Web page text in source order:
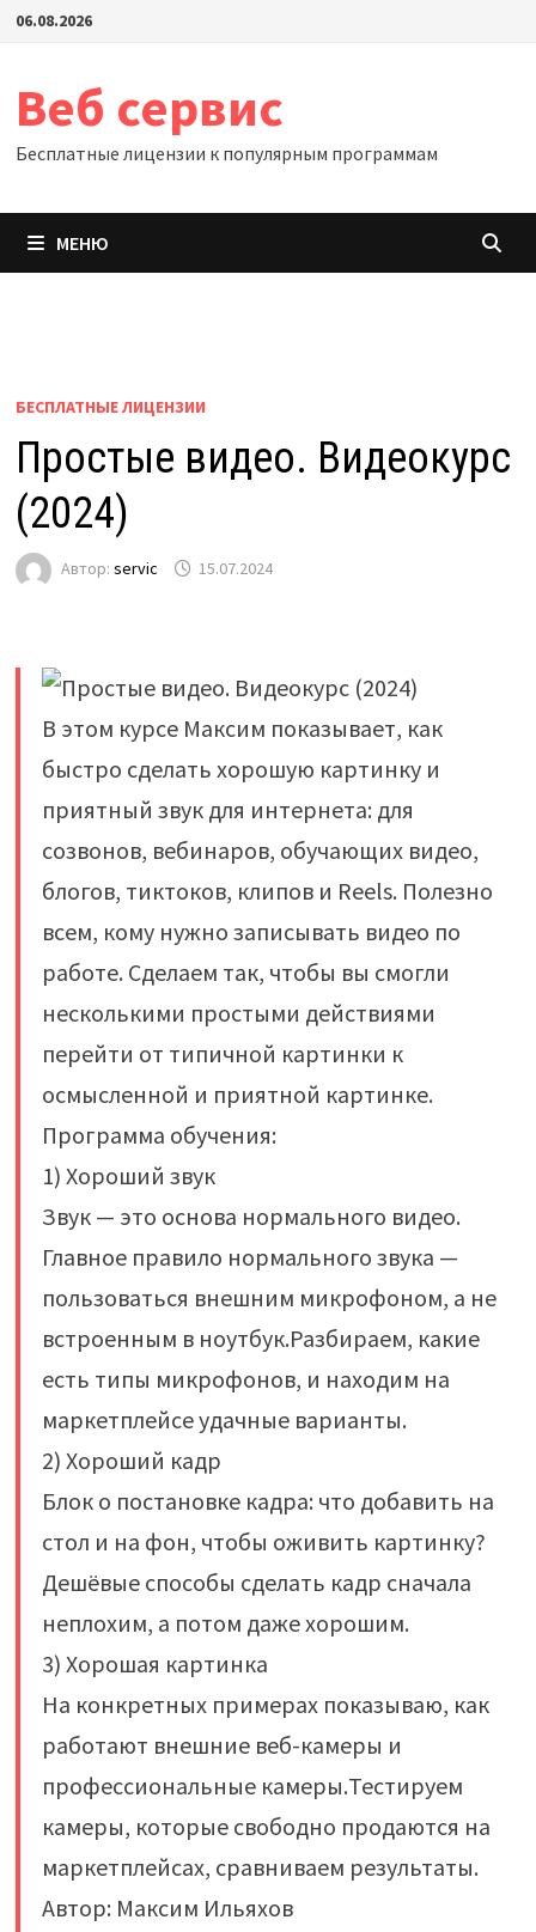
Перейти
содержимому
06.08.2026
Веб сервис
Бесплатные лицензии к популярным программам
МЕНЮ
БЕСПЛАТНЫЕ ЛИЦЕНЗИИ
Простые видео. Видеокурс
(2024)
Автор: servic 15.07.2024
В этом курсе Максим показывает, как
быстро сделать хорошую картинку и
приятный звук для интернета: для
созвонов, вебинаров, обучающих видео,
блогов, тиктоков, клипов и Reels. Полезно
всем, кому нужно записывать видео по
работе. Сделаем так, чтобы вы смогли
несколькими простыми действиями
перейти от типичной картинки к
осмысленной и приятной картинке.
Программа обучения:
1) Хороший звук
Звук — это основа нормального видео.
Главное правило нормального звука —
пользоваться внешним микрофоном, а не
встроенным в ноутбук.Разбираем, какие
есть типы микрофонов, и находим на
маркетплейсе удачные варианты.
2) Хороший кадр
Блок о постановке кадра: что добавить на
стол и на фон, чтобы оживить картинку?
Дешёвые способы сделать кадр сначала
неплохим, а потом даже хорошим.
3) Хорошая картинка
На конкретных примерах показываю, как
работают внешние веб-камеры и
профессиональные камеры.Тестируем
камеры, которые свободно продаются на
маркетплейсах, сравниваем результаты.
Автор: Максим Ильяхов